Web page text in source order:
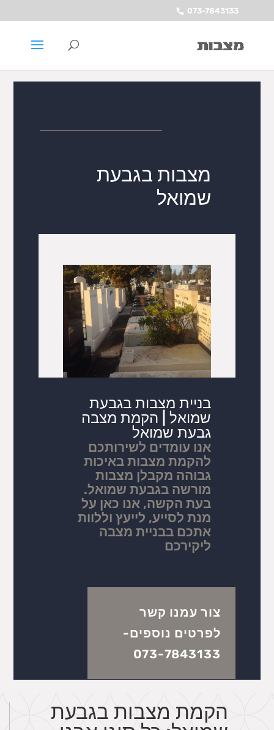
073-7843133
מצבות בגבעת
שמואל
בניית מצבות בגבעת
שמואל | הקמת מצבה
גבעת שמואל
אנו עומדים לשירותכם
להקמת מצבות באיכות
גבוהה מקבלן מצבות
מורשה בגבעת שמואל.
בעת הקשה, אנו כאן על
מנת לסייע, לייעץ וללוות
אתכם בבניית מצבה
ליקירכם
צור עמנו קשר
לפרטים נוספים-
073-7843133
הקמת מצבות בגבעת